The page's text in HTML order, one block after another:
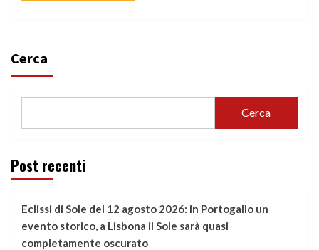
Cerca
Cerca
Post recenti
Eclissi di Sole del 12 agosto 2026: in Portogallo un
evento storico, a Lisbona il Sole sarà quasi
completamente oscurato